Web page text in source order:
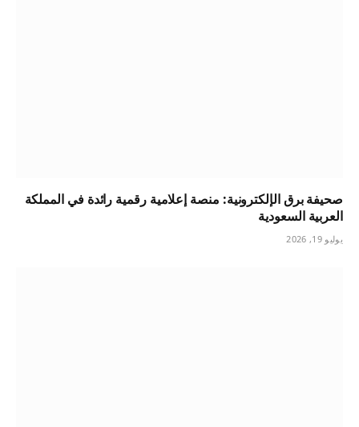
صحيفة برق الإلكترونية: منصة إعلامية رقمية رائدة في المملكة
العربية السعودية
يوليو 19, 2026